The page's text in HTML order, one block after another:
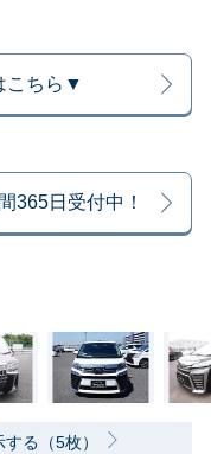
こちら▼
365日受付中！
る（5枚）